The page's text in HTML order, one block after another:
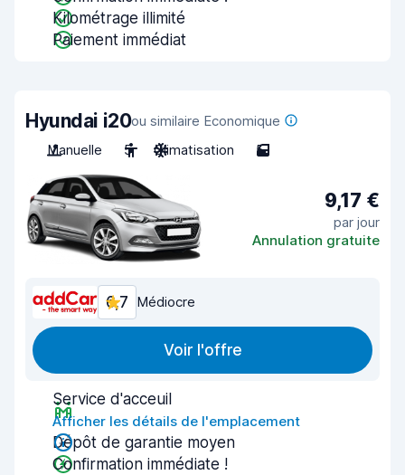
Kilométrage illimité
Paiement immédiat
Hyundai i20ou similaire Economique
Manuelle
5 Climatisation 5
9,17 €
par jour
Annulation gratuite
6,7 Médiocre
Voir l'offre
Service d'acceuil
Afficher les détails de l'emplacement
Dépôt de garantie moyen
Confirmation immédiate !